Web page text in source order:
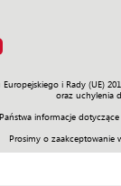
i Rady
oraz uchylenia
informacje
Prosimy o
Prawo Świat